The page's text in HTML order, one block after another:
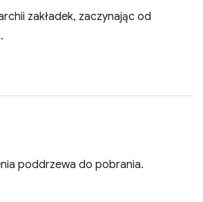
zakładek, zaczynając od
poddrzewa do pobrania.